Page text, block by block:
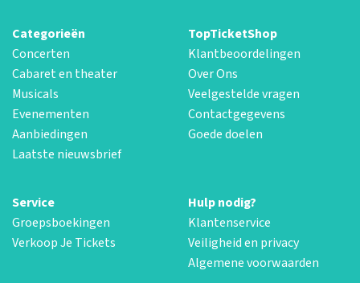
Categorieën
Concerten
Cabaret en theater
Musicals
Evenementen
Aanbiedingen
Laatste nieuwsbrief
TopTicketShop
Klantbeoordelingen
Over Ons
Veelgestelde vragen
Contactgegevens
Goede doelen
Service
Groepsboekingen
Verkoop Je Tickets
Hulp nodig?
Klantenservice
Veiligheid en privacy
Algemene voorwaarden